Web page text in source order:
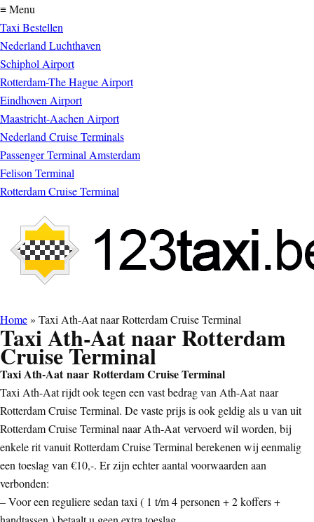
≡ Menu
Taxi Bestellen
Nederland Luchthaven
Schiphol Airport
Rotterdam-The Hague Airport
Eindhoven Airport
Maastricht-Aachen Airport
Nederland Cruise Terminals
Passenger Terminal Amsterdam
Felison Terminal
Rotterdam Cruise Terminal
Home» Taxi Ath-Aat naar Rotterdam Cruise Terminal
Taxi Ath-Aat naar Rotterdam
Cruise Terminal
Taxi Ath-Aat naar Rotterdam Cruise Terminal
Taxi Ath-Aat rijdt ook tegen een vast bedrag van Ath-Aat naar
Rotterdam Cruise Terminal. De vaste prijs is ook geldig als u van uit
Rotterdam Cruise Terminal naar Ath-Aat vervoerd wil worden, bij
enkele rit vanuit Rotterdam Cruise Terminal berekenen wij eenmalig
een toeslag van €10,-. Er zijn echter aantal voorwaarden aan
verbonden:
– Voor een reguliere sedan taxi ( 1 t/m 4 personen + 2 koffers +